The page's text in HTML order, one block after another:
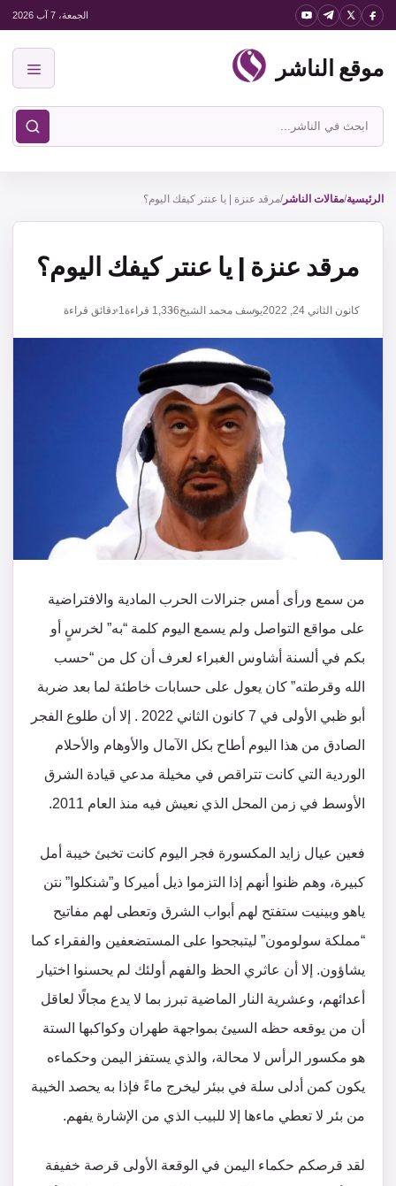
انتقل
المحتوى
الجمعة، 7 آب 2026
موقع الناشر
ابحث
في
الناشر
الرئيسية/مقالات الناشر/مرقد عنزة | يا عنتر كيفك اليوم؟
مرقد عنزة | يا عنتر كيفك اليوم؟
كانون الثاني 24, 2022 يوسف محمد الشيخ1,336 قراءة1 دقائق قراءة
من سمع ورأى أمس جنرالات الحرب المادية والافتراضية
على مواقع التواصل ولم يسمع اليوم كلمة “به” لخرسٍ أو
بكم في ألسنة أشاوس الغبراء لعرف أن كل من “حسب
الله وقرطته” كان يعول على حسابات خاطئة لما بعد ضربة
أبو ظبي الأولى في 7 كانون الثاني 2022 . إلا أن طلوع الفجر
الصادق من هذا اليوم أطاح بكل الآمال والأوهام والأحلام
الوردية التي كانت تتراقص في مخيلة مدعي قيادة الشرق
الأوسط في زمن المحل الذي نعيش فيه منذ العام 2011.
فعين عيال زايد المكسورة فجر اليوم كانت تخبئ خيبة أمل
كبيرة، وهم ظنوا أنهم إذا التزموا ذيل أميركا و”شنكلوا” نتن
ياهو وبينيت ستفتح لهم أبواب الشرق وتعطى لهم مفاتيح
“مملكة سولومون” ليتبجحوا على المستضعفين والفقراء كما
يشاؤون. إلا أن عاثري الحظ والفهم أولئك لم يحسنوا اختيار
أعدائهم، وعشرية النار الماضية تبرز بما لا يدع مجالًا لعاقل
أن من يوقعه حظه السيئ بمواجهة طهران وكواكبها الستة
هو مكسور الرأس لا محالة، والذي يستفز اليمن وحكماءه
يكون كمن أدلى سلة في ببئر ليخرج ماءً فإذا به يحصد الخيبة
من بئر لا تعطي ماءها إلا للبيب الذي من الإشارة يفهم.
لقد قرصكم حكماء اليمن في الوقعة الأولى قرصة خفيفة